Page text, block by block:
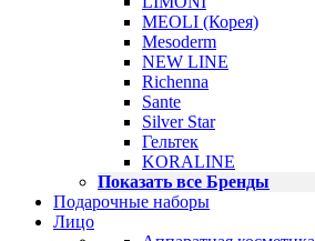
MEOLI (Корея)
Mesoderm
NEW LINE
Richenna
Sante
Silver Star
Гельтек
KORALINE
Показать все Бренды
Подарочные наборы
Лицо